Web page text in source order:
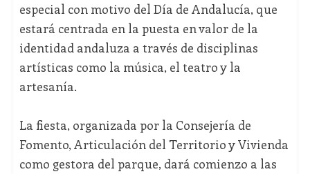
especial con motivo del Día de Andalucía, que
estará centrada en la puesta en valor de la
identidad andaluza a través de disciplinas
artísticas como la música, el teatro y la
artesanía.
La fiesta, organizada por la Consejería de
Fomento, Articulación del Territorio y Vivienda
como gestora del parque, dará comienzo a las